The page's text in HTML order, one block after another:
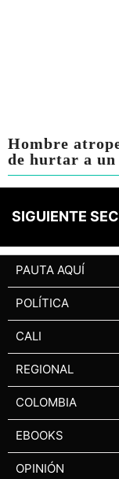
Hombre
de hurtar a un
SIGUIENTE
PAUTA AQUÍ
POLÍTICA
CALI
REGIONAL
COLOMBIA
EBOOKS
OPINIÓN